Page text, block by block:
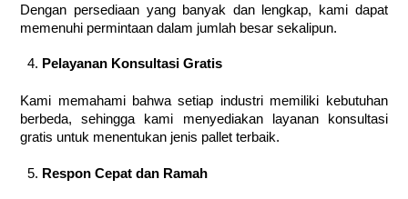
Dengan persediaan yang banyak dan lengkap, kami dapat
memenuhi permintaan dalam jumlah besar sekalipun.
Pelayanan Konsultasi Gratis
Kami memahami bahwa setiap industri memiliki kebutuhan
berbeda, sehingga kami menyediakan layanan konsultasi
gratis untuk menentukan jenis pallet terbaik.
Respon Cepat dan Ramah